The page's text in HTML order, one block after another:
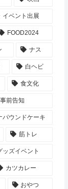
イベント出展
FOOD2024
ナス
白ヘビ
食文化
前告知
パウンドケーキ
筋トレ
ッズイベント
カツカレー
おやつ